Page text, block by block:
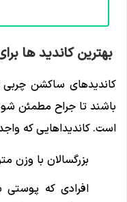
بهترین کاندید ها
کاندیدهای ساکشن
باشند تا جراح مطمئن
است. کاندیداهایی که
بزرگسالان با وزن
افرادی که